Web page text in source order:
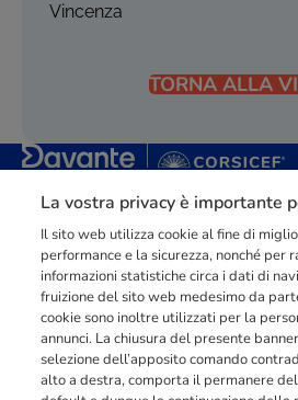
Vincenza
TORNA ALLA
Punto di riferimento didimensione
orientata al mercato del lavoro
raggiunti e formati all’anno tra
03211992123
La vostra privacy è importante
Il sito web utilizza cookie al fine di
performance e la sicurezza, nonché per
informazioni statistiche circa i dati di
fruizione del sito web medesimo da
cookie sono inoltre utilizzati per la
annunci. La chiusura del presente
selezione dell’apposito comando
alto a destra, comporta il permanere